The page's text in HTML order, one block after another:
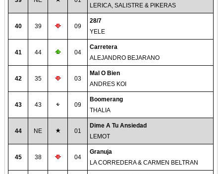
LERICA, SALISTRE & PIKERAS
40 39 09
28/7
YELE
41 44 04
Carretera
ALEJANDRO BEJARANO
42 35 03
Mal O Bien
ANDRES KOI
43 43 09
Boomerang
THALIA
44 NE 01
Dime A Tu Ansiedad
LEMOT
45 38 04
Granuja
LA CORREDERA & CARMEN BELTRAN